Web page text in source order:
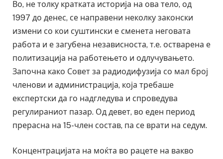
Во, не толку кратката историја на ова тело, од
1997 до денес, се направени неколку законски
измени со кои суштински е сменета неговата
работа и е загубена независноста, т.е. остварена е
политизација на работењето и одлучувањето.
Започна како Совет за радиодифузија со мал број
членови и администрација, која требаше
експертски да го надгледува и спроведува
регулираниот пазар. Од девет, во еден период
прерасна на 15-член состав, па се врати на седум.
Концентрацијата на моќта во рацете на вакво